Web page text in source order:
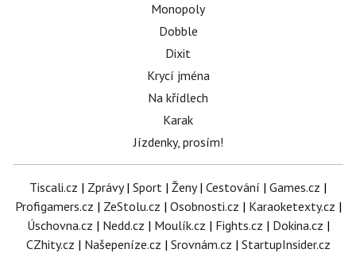
Monopoly
Dobble
Dixit
Krycí jména
Na křídlech
Karak
Jízdenky, prosím!
Tiscali.cz | Zprávy| Sport | Ženy| Cestování | Games.cz |
Profigamers.cz | ZeStolu.cz | Osobnosti.cz | Karaoketexty.cz |
Úschovna.cz | Nedd.cz | Moulík.cz | Fights.cz | Dokina.cz |
CZhity.cz | Našepeníze.cz | Srovnám.cz | StartupInsider.cz